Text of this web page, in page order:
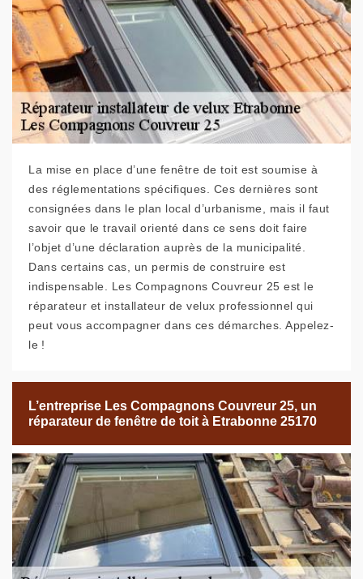
La mise en place d’une fenêtre de toit est soumise à
des réglementations spécifiques. Ces dernières sont
consignées dans le plan local d’urbanisme, mais il faut
savoir que le travail orienté dans ce sens doit faire
l’objet d’une déclaration auprès de la municipalité.
Dans certains cas, un permis de construire est
indispensable. Les Compagnons Couvreur 25 est le
réparateur et installateur de velux professionnel qui
peut vous accompagner dans ces démarches. Appelez-
le !
L’entreprise Les Compagnons Couvreur 25, un
réparateur de fenêtre de toit à Etrabonne 25170